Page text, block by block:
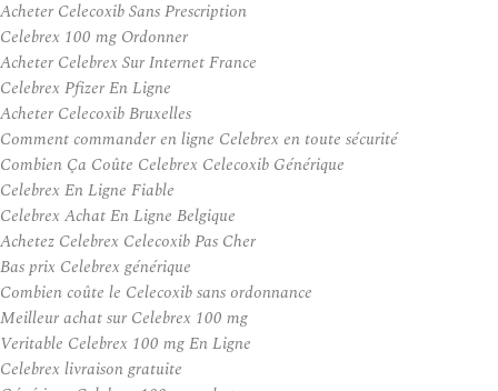
Acheter Celecoxib Sans Prescription
Celebrex 100 mg Ordonner
Acheter Celebrex Sur Internet France
Celebrex Pfizer En Ligne
Acheter Celecoxib Bruxelles
Comment commander en ligne Celebrex en toute sécurité
Combien Ça Coûte Celebrex Celecoxib Générique
Celebrex En Ligne Fiable
Celebrex Achat En Ligne Belgique
Achetez Celebrex Celecoxib Pas Cher
Bas prix Celebrex générique
Combien coûte le Celecoxib sans ordonnance
Meilleur achat sur Celebrex 100 mg
Veritable Celebrex 100 mg En Ligne
Celebrex livraison gratuite